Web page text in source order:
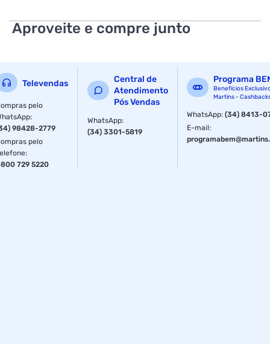
Aproveite e compre junto
Televendas
pelo
:
98428-2779
pelo
:
729 5220
Central de
Atendimento
Pós Vendas
WhatsApp:
(34) 3301-5819
Programa
Benefícios
Martins -
WhatsApp:(34) 8413-
E-mail: